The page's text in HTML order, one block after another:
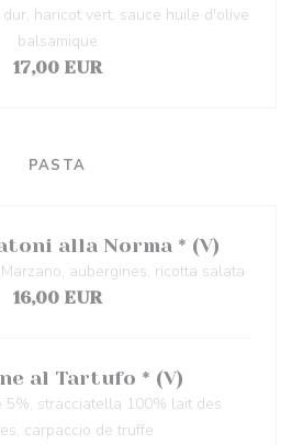
haricot vert, sauce huile d'olive
balsamique
17,00 EUR
PASTA
alla Norma * (V)
aubergines, ricotta salata
16,00 EUR
al Tartufo * (V)
5%, stracciatella 100% lait des
carpaccio de truffe